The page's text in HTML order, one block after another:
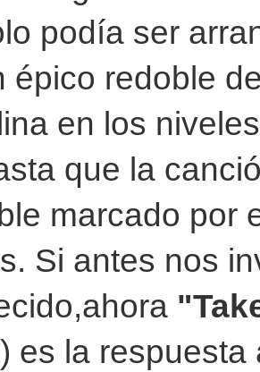
podía ser
épico redoble
en los
que la
marcado por
Si antes nos
es la